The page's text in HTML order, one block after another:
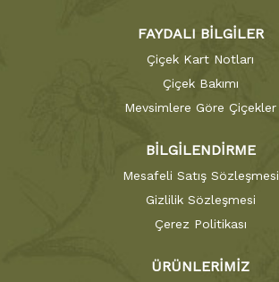
FAYDALI BİLGİLER
Çiçek Kart Notları
Çiçek Bakımı
Mevsimlere Göre Çiçekler
BİLGİLENDİRME
Mesafeli Satış Sözleşmesi
Gizlilik Sözleşmesi
Çerez Politikası
ÜRÜNLERİMİZ